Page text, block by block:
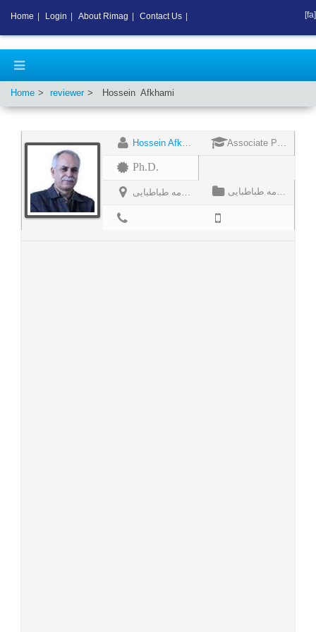
Home reviewer Hossein Afkhami
Hossein Afkhami Associate Professor
Ph.D.
دانشگاه علامه طباطبایی دانشگاه علامه طباطبایی
Home Login About Rimag Contact Us [fa]